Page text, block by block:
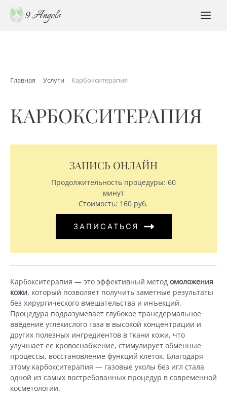
Перейти
содержимому
Главная Услуги Карбокситерапия
КАРБОКСИТЕРАПИЯ
ЗАПИСЬ ОНЛАЙН
Продолжительность процедуры: 60
минут
Стоимость: 160 руб.
ЗАПИСАТЬСЯ
Карбокситерапия — это эффективный метод омоложения
кожи, который позволяет получить заметные результаты
без хирургического вмешательства и инъекций.
Процедура подразумевает глубокое трансдермальное
введение углекислого газа в высокой концентрации и
других полезных ингредиентов в ткани кожи, что
улучшает ее кровоснабжение, стимулирует обменные
процессы, восстановление функций клеток. Благодаря
этому карбокситерапия — газовые уколы без игл стала
одной из самых востребованных процедур в современной
косметологии.